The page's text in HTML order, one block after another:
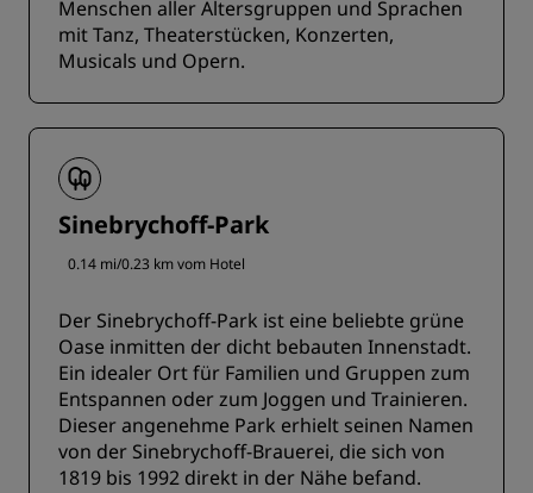
Menschen aller Altersgruppen und Sprachen
mit Tanz, Theaterstücken, Konzerten,
Musicals und Opern.
Sinebrychoff-Park
0.14 mi/0.23 km vom Hotel
Der Sinebrychoff-Park ist eine beliebte grüne
Oase inmitten der dicht bebauten Innenstadt.
Ein idealer Ort für Familien und Gruppen zum
Entspannen oder zum Joggen und Trainieren.
Dieser angenehme Park erhielt seinen Namen
von der Sinebrychoff-Brauerei, die sich von
1819 bis 1992 direkt in der Nähe befand.